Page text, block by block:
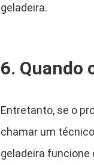
geladeira.
6. Quando
Entretanto, se o
chamar um
geladeira